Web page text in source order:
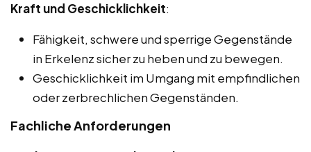
Kraft und Geschicklichkeit:
Fähigkeit, schwere und sperrige Gegenstände
in Erkelenz sicher zu heben und zu bewegen.
Geschicklichkeit im Umgang mit empfindlichen
oder zerbrechlichen Gegenständen.
Fachliche Anforderungen